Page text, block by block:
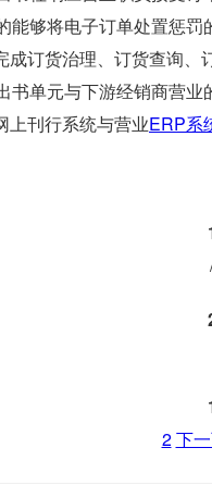
能够将电子订单处置惩
订货治理、订货查询
书单元与下游经销商营
上刊行系统与营业ERP系
2下